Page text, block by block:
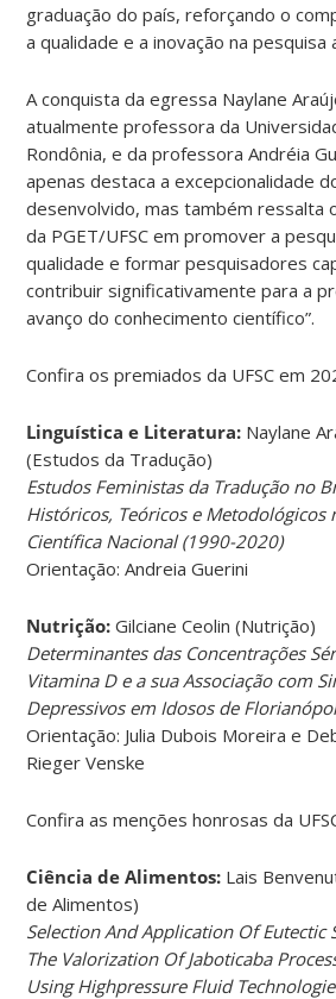
graduação do país, reforçando o
a qualidade e a inovação na pesquisa
A conquista da egressa Naylane
atualmente professora da
Rondônia, e da professora Andréia
apenas destaca a excepcionalidade
desenvolvido, mas também ressalta
da PGET/UFSC em promover a
qualidade e formar pesquisadores
contribuir significativamente para a
avanço do conhecimento científico”.
Confira os premiados da UFSC em
Linguística e Literatura: Naylane
(Estudos da Tradução)
Estudos Feministas da Tradução no
Históricos, Teóricos e Metodológicos
Científica Nacional (1990-2020)
Orientação: Andreia Guerini
Nutrição:Gilciane Ceolin (Nutrição)
Determinantes das Concentrações
Vitamina D e a sua Associação com
Depressivos em Idosos de
Orientação: Julia Dubois Moreira e
Rieger Venske
Confira as menções honrosas da
Ciência de Alimentos: Lais
de Alimentos)
Selection And Application Of Eutectic
The Valorization Of Jaboticaba
Using Highpressure Fluid